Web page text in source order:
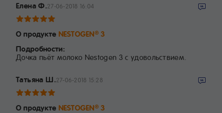
Елена Ф.27-06-2018 16:04
О продукте NESTOGEN®3
Подробности:
Дочка пьёт молоко Nestogen 3 с удовольствием.
Татьяна Ш.27-06-2018 15:28
О продукте NESTOGEN®3